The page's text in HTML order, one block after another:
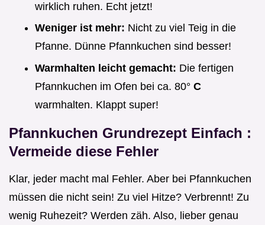
wirklich ruhen. Echt jetzt!
Weniger ist mehr: Nicht zu viel Teig in die
Pfanne. Dünne Pfannkuchen sind besser!
Warmhalten leicht gemacht: Die fertigen
Pfannkuchen im Ofen bei ca. 80° C
warmhalten. Klappt super!
Pfannkuchen Grundrezept Einfach :
Vermeide diese Fehler
Klar, jeder macht mal Fehler. Aber bei Pfannkuchen
müssen die nicht sein! Zu viel Hitze? Verbrennt! Zu
wenig Ruhezeit? Werden zäh. Also, lieber genau